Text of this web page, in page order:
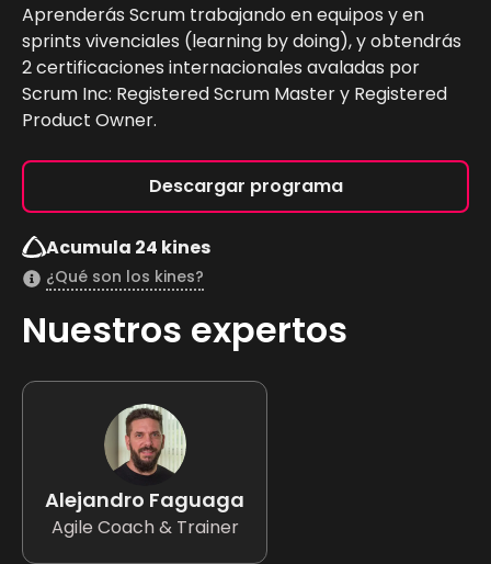
Aprenderás Scrum trabajando en equipos y en
sprints vivenciales (learning by doing), y obtendrás
2 certificaciones internacionales avaladas por
Scrum Inc: Registered Scrum Master y Registered
Product Owner.
Descargar programa
Acumula 24 kines
¿Qué son los kines?
Nuestros expertos
Alejandro Faguaga
Agile Coach & Trainer